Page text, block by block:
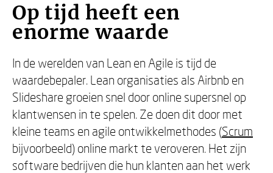
Op tijd heeft een
enorme waarde
In de werelden van Lean en Agile is tijd de
waardebepaler. Lean organisaties als Airbnb en
Slideshare groeien snel door online supersnel op
klantwensen in te spelen. Ze doen dit door met
kleine teams en agile ontwikkelmethodes (Scrum
bijvoorbeeld) online markt te veroveren. Het zijn
software bedrijven die hun klanten aan het werk